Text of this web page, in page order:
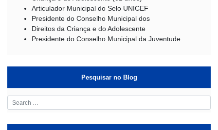
Articulador Municipal do Selo UNICEF
Presidente do Conselho Municipal dos
Direitos da Criança e do Adolescente
Presidente do Conselho Municipal da Juventude
Pesquisar no Blog